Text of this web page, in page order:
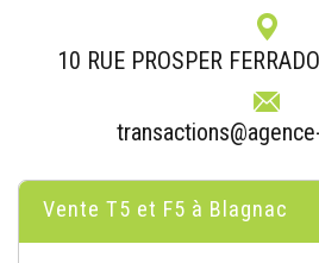
10 RUE PROSPER
Vente T5 et F5 à Blagnac